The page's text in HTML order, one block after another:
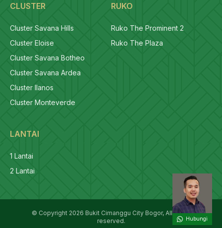
CLUSTER
Cluster Savana Hills
Cluster Eloise
Cluster Savana Botheo
Cluster Savana Ardea
Cluster llanos
Cluster Monteverde
RUKO
Ruko The Prominent 2
Ruko The Plaza
LANTAI
1 Lantai
2 Lantai
© Copyright 2026 Bukit Cimanggu City Bogor, All rights
reserved.
Hubungi